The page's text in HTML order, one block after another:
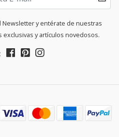
Newsletter y entérate de nuestras
exclusivas y artículos novedosos.